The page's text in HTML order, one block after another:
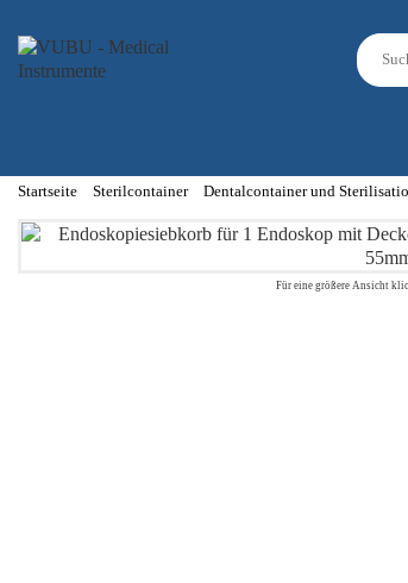
Startseite Sterilcontainer Dentalcontainer und
Für eine größere Ansicht